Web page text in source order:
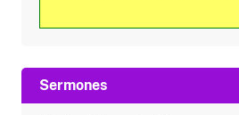
Sermones